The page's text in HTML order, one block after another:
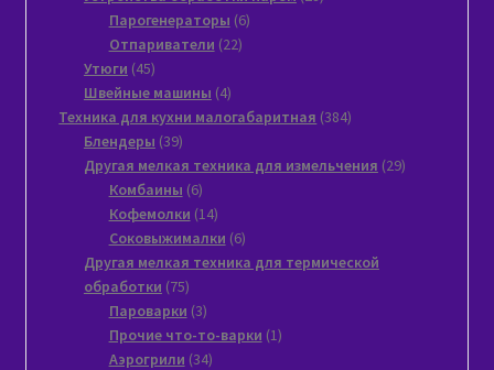
Парогенераторы 66
Отпариватели 2222
Утюги 4545
товаров
Швейные машины 44
товара
Техника для кухни малогабаритная 384384
Блендеры 3939
товаров
Другая мелкая техника для измельчения 2929
Комбаины 66
товаров
Кофемолки 1414
товаров
Соковыжималки 66
товаров
Другая мелкая техника для термической
обработки 7575
товаров
Пароварки 33
товара
Прочие что-то-варки 11
Аэрогрили 3434